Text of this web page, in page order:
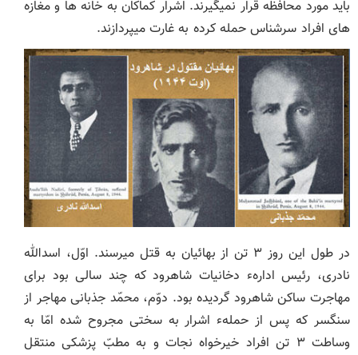
باید مورد محافظه قرار نمی‏گیرند. اشرار کماکان به خانه ‏ها و مغازه
‏های افراد سرشناس حمله کرده به غارت می‏پردازند.
در طول این روز ۳ تن از بهائیان به قتل می‏رسند. اوّل، اسدالله
نادری، رئیس ادارهء دخانیات شاهرود که چند سالی بود برای
مهاجرت ساکن شاهرود گردیده بود. دوّم، محمّد جذبانی مهاجر از
سنگسر که پس از حملهء اشرار به سختی مجروح شده امّا به
وساطت ۳ تن افراد خیرخواه نجات و به مطبّ پزشکی منتقل